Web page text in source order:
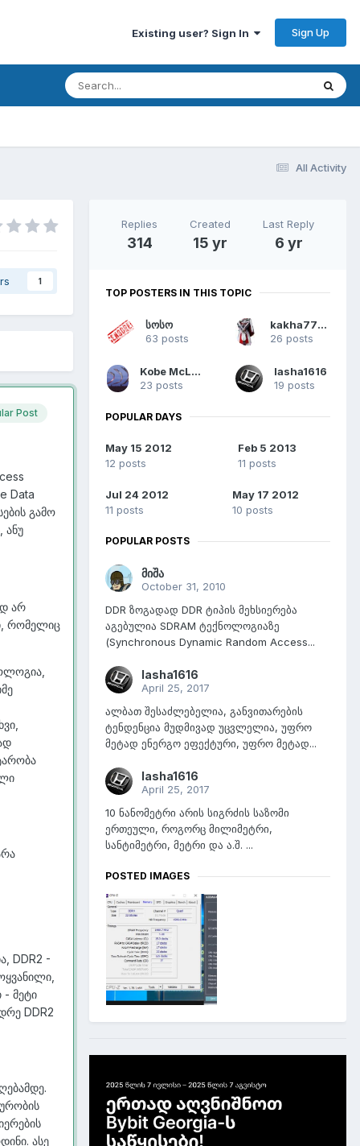
Existing user? Sign In Sign Up
All Activity
1
Post
Data
გამო
ანუ
არ
რომელიც
DDR2 -
- მეტი
DDR2
ასე
Replies
314
Created
15 yr
Last Reply
6 yr
TOP POSTERS IN THIS TOPIC
სოსო
63 posts
kakha77777
26 posts
Kobe McLaren
23 posts
lasha1616
19 posts
POPULAR DAYS
May 15 2012
12 posts
Feb 5 2013
11 posts
Jul 24 2012
11 posts
May 17 2012
10 posts
POPULAR POSTS
მიშა
October 31, 2010
DDR ზოგადად DDR ტიპის მეხსიერება
აგებულია SDRAM ტექნოლოგიაზე
(Synchronous Dynamic Random Access...
lasha1616
April 25, 2017
ალბათ შესაძლებელია, განვითარების
ტენდენცია მუდმივად უცვლელია, უფრო
მეტად ენერგო ეფექტური, უფრო მეტად...
lasha1616
April 25, 2017
10 ნანომეტრი არის სიგრძის საზომი
ერთეული, როგორც მილიმეტრი,
სანტიმეტრი, მეტრი და ა.შ. ...
POSTED IMAGES